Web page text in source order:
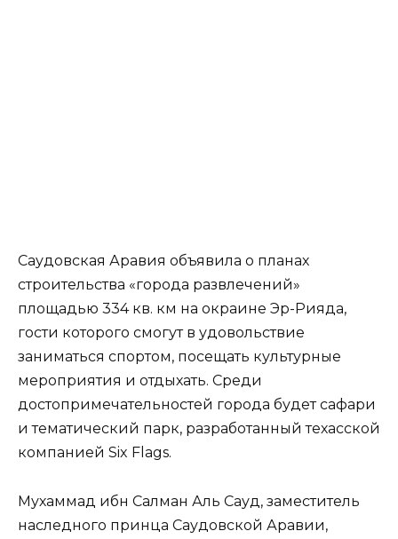
Саудовская Аравия объявила о планах
строительства «города развлечений»
площадью 334 кв. км на окраине Эр-Рияда,
гости которого смогут в удовольствие
заниматься спортом, посещать культурные
мероприятия и отдыхать. Среди
достопримечательностей города будет сафари
и тематический парк, разработанный техасской
компанией Six Flags.
Мухаммад ибн Салман Аль Сауд, заместитель
наследного принца Саудовской Аравии,